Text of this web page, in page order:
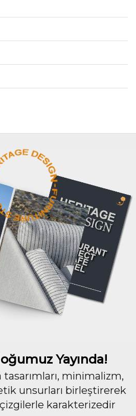
Yayında!
minimalizm,
unsurları birleştirerek
karakterizedir